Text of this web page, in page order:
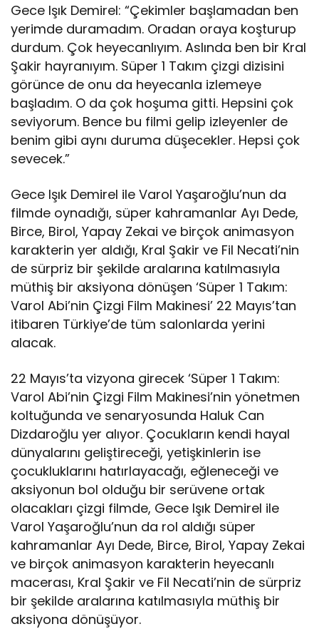
Gece Işık Demirel: “Çekimler başlamadan ben
yerimde duramadım. Oradan oraya koşturup
durdum. Çok heyecanlıyım. Aslında ben bir Kral
Şakir hayranıyım. Süper 1 Takım çizgi dizisini
görünce de onu da heyecanla izlemeye
başladım. O da çok hoşuma gitti. Hepsini çok
seviyorum. Bence bu filmi gelip izleyenler de
benim gibi aynı duruma düşecekler. Hepsi çok
sevecek.”
Gece Işık Demirel ile Varol Yaşaroğlu’nun da
filmde oynadığı, süper kahramanlar Ayı Dede,
Birce, Birol, Yapay Zekai ve birçok animasyon
karakterin yer aldığı, Kral Şakir ve Fil Necati’nin
de sürpriz bir şekilde aralarına katılmasıyla
müthiş bir aksiyona dönüşen ‘Süper 1 Takım:
Varol Abi’nin Çizgi Film Makinesi’ 22 Mayıs’tan
itibaren Türkiye’de tüm salonlarda yerini
alacak.
22 Mayıs’ta vizyona girecek ‘Süper 1 Takım:
Varol Abi’nin Çizgi Film Makinesi’nin yönetmen
koltuğunda ve senaryosunda Haluk Can
Dizdaroğlu yer alıyor. Çocukların kendi hayal
dünyalarını geliştireceği, yetişkinlerin ise
çocukluklarını hatırlayacağı, eğleneceği ve
aksiyonun bol olduğu bir serüvene ortak
olacakları çizgi filmde, Gece Işık Demirel ile
Varol Yaşaroğlu’nun da rol aldığı süper
kahramanlar Ayı Dede, Birce, Birol, Yapay Zekai
ve birçok animasyon karakterin heyecanlı
macerası, Kral Şakir ve Fil Necati’nin de sürpriz
bir şekilde aralarına katılmasıyla müthiş bir
aksiyona dönüşüyor.